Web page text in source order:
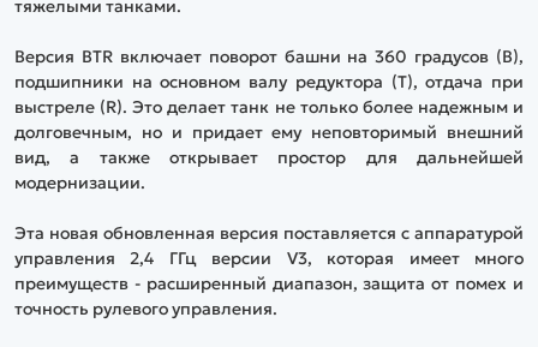
тяжелыми танками.
Версия BTR включает поворот башни на 360 градусов (B),
подшипники на основном валу редуктора (T), отдача при
выстреле (R). Это делает танк не только более надежным и
долговечным, но и придает ему неповторимый внешний
вид, а также открывает простор для дальнейшей
модернизации.
Эта новая обновленная версия поставляется с аппаратурой
управления 2,4 ГГц версии V3, которая имеет много
преимуществ - расширенный диапазон, защита от помех и
точность рулевого управления.